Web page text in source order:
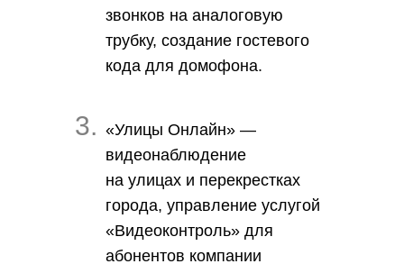
звонков на аналоговую
трубку, создание гостевого
кода для домофона.
«Улицы Онлайн» —
видеонаблюдение
на улицах и перекрестках
города, управление услугой
«Видеоконтроль» для
абонентов компании
3.